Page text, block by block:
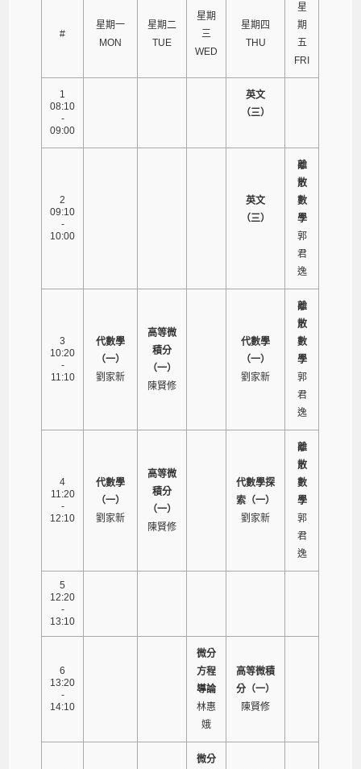
#
星期一
MON
星期二
TUE
星期
三
WED
星期四
THU
星
期
五
FRI
1
08:10
-
09:00
英文
（三）
2
09:10
-
10:00
英文
（三）
離
散
數
學
郭
君
逸
3
10:20
-
11:10
代數學
（一）
劉家新
高等微
積分
（一）
陳賢修
代數學
（一）
劉家新
離
散
數
學
郭
君
逸
4
11:20
-
12:10
代數學
（一）
劉家新
高等微
積分
（一）
陳賢修
代數學探
索（一）
劉家新
離
散
數
學
郭
君
逸
5
12:20
-
13:10
6
13:20
-
14:10
微分
方程
導論
林惠
娥
高等微積
分（一）
陳賢修
微分